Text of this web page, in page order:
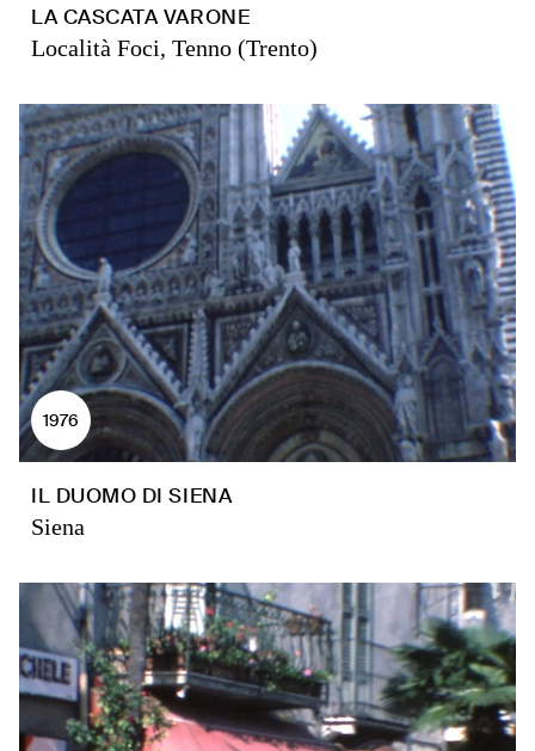
LA CASCATA VARONE
Località Foci, Tenno (Trento)
1976
IL DUOMO DI SIENA
Siena